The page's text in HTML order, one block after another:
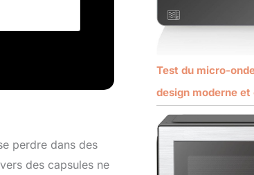
permet
votre produit
perdre dans des
des capsules ne
Test du micro-
design moderne